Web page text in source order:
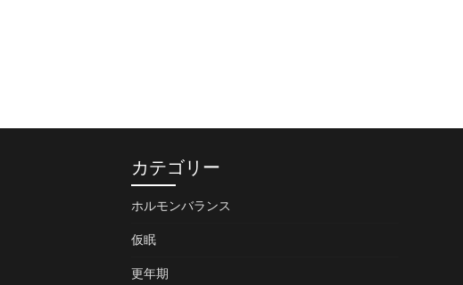
カテゴリー
ホルモンバランス
仮眠
更年期